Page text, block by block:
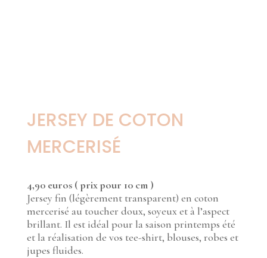
JERSEY DE COTON
MERCERISÉ
4,90 euros ( prix pour 10 cm )
Jersey fin (légèrement transparent) en coton
mercerisé au toucher doux, soyeux et à l’aspect
brillant. Il est idéal pour la saison printemps été
et la réalisation de vos tee-shirt, blouses, robes et
jupes fluides.